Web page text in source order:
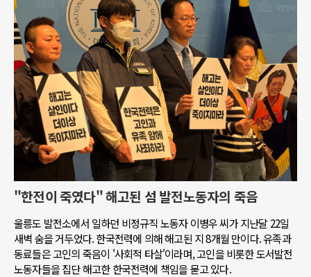
"한전이 죽였다" 해고된 섬 발전노동자의 죽음
울릉도 발전소에서 일하던 비정규직 노동자 이병우 씨가 지난달 22일
새벽 숨을 거두었다. 한국전력에 의해 해고된 지 8개월 만이다. 유족과
동료들은 고인의 죽음이 '사회적 타살'이라며, 고인을 비롯한 도서발전
노동자들을 집단 해고한 한국전력에 책임을 묻고 있다.